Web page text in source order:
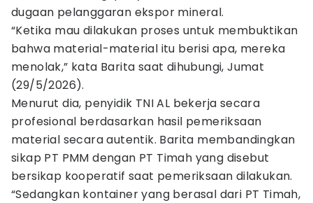
dugaan pelanggaran ekspor mineral.
“Ketika mau dilakukan proses untuk membuktikan
bahwa material-material itu berisi apa, mereka
menolak,” kata Barita saat dihubungi, Jumat
(29/5/2026).
Menurut dia, penyidik TNI AL bekerja secara
profesional berdasarkan hasil pemeriksaan
material secara autentik. Barita membandingkan
sikap PT PMM dengan PT Timah yang disebut
bersikap kooperatif saat pemeriksaan dilakukan.
“Sedangkan kontainer yang berasal dari PT Timah,